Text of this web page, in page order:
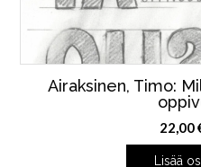
Airaksinen, Timo:
22,00
Lisää